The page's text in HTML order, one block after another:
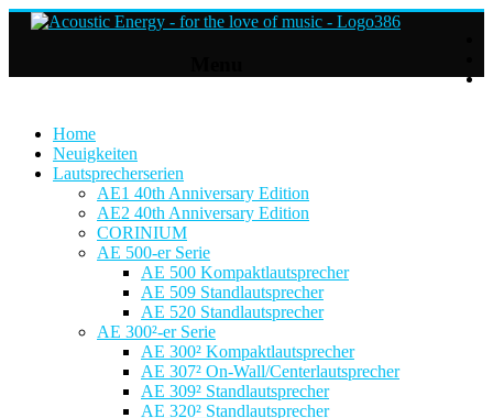
Home
Neuigkeiten
Lautsprecherserien
AE1 40th Anniversary Edition
AE2 40th Anniversary Edition
CORINIUM
AE 500-er Serie
AE 500 Kompaktlautsprecher
AE 509 Standlautsprecher
AE 520 Standlautsprecher
AE 300²-er Serie
AE 300² Kompaktlautsprecher
AE 307² On-Wall/Centerlautsprecher
AE 309² Standlautsprecher
AE 320² Standlautsprecher
Lautsprecher